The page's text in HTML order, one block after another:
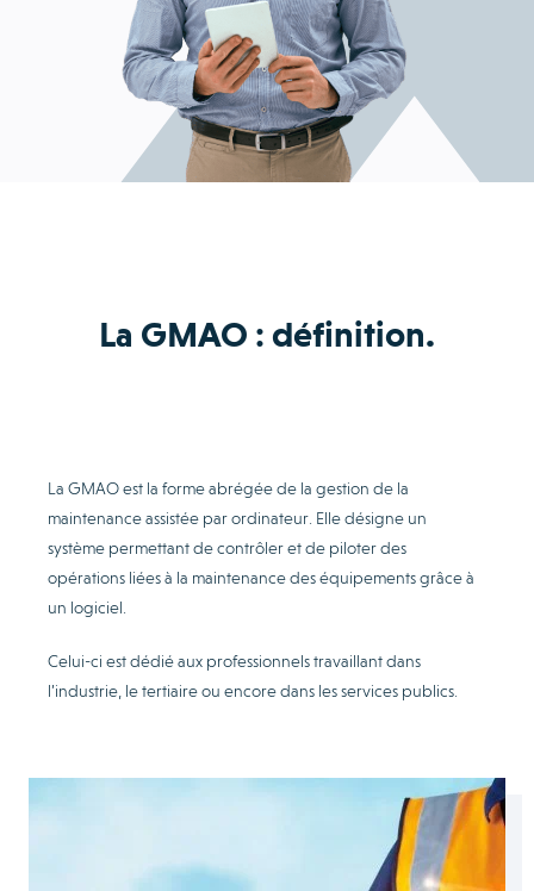
La GMAO : définition.
La GMAO est la forme abrégée de la gestion de la
maintenance assistée par ordinateur. Elle désigne un
système permettant de contrôler et de piloter des
opérations liées à la maintenance des équipements grâce à
un logiciel.
Celui-ci est dédié aux professionnels travaillant dans
l’industrie, le tertiaire ou encore dans les services publics.